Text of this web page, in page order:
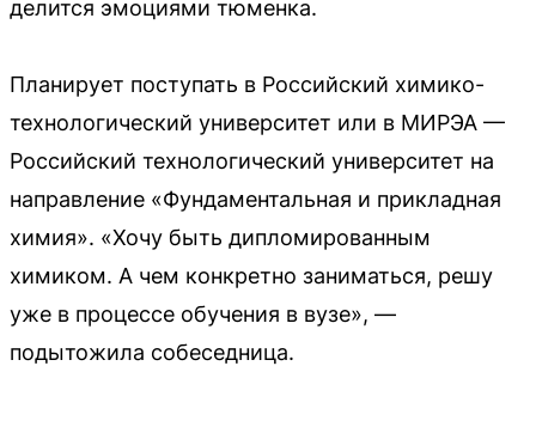
делится эмоциями тюменка.
Планирует поступать в Российский химико-
технологический университет или в МИРЭА —
Российский технологический университет на
направление «Фундаментальная и прикладная
химия». «Хочу быть дипломированным
химиком. А чем конкретно заниматься, решу
уже в процессе обучения в вузе», —
подытожила собеседница.